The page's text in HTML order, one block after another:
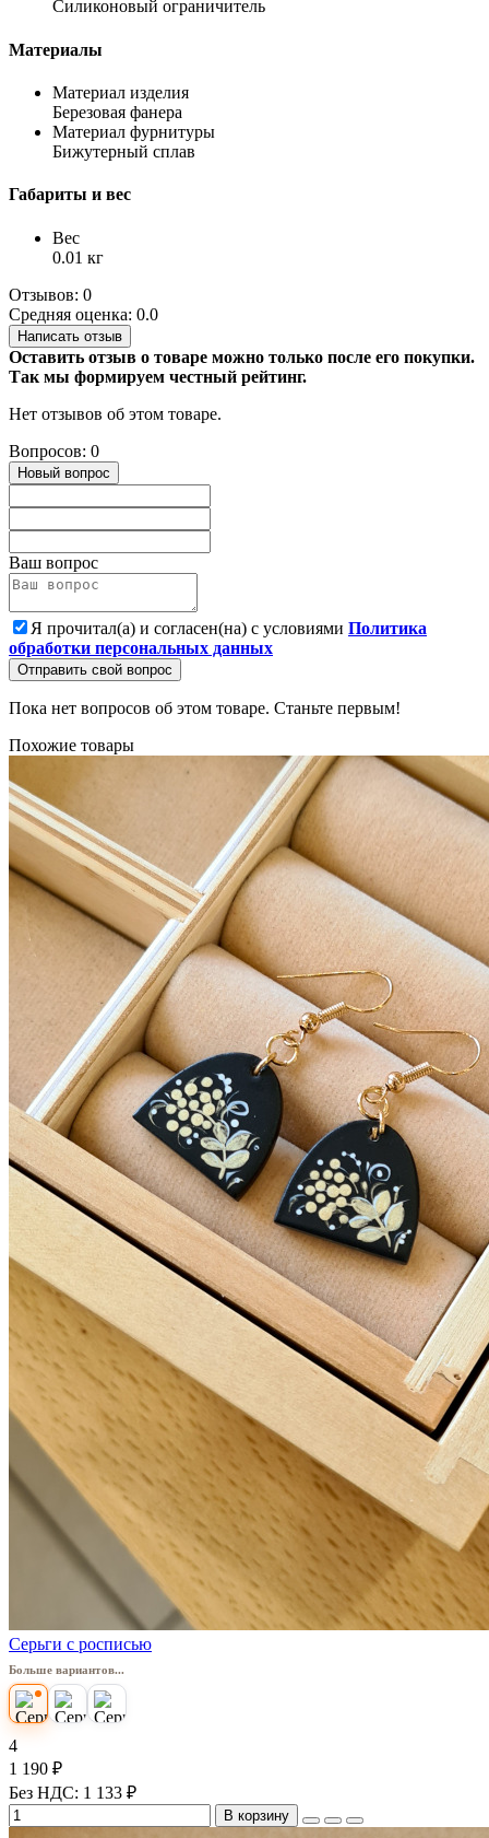
Силиконовый ограничитель
Материалы
Материал изделия
Березовая фанера
Материал фурнитуры
Бижутерный сплав
Габариты и вес
Вес
0.01 кг
Отзывов: 0
Средняя оценка: 0.0
Написать отзыв
Оставить отзыв о товаре можно только после его покупки.
Так мы формируем честный рейтинг.
Нет отзывов об этом товаре.
Вопросов: 0
Новый вопрос
Ваш вопрос
Я прочитал(а) и согласен(на) с условиями Политика
обработки персональных данных
Отправить свой вопрос
Пока нет вопросов об этом товаре. Станьте первым!
Похожие товары
Серьги с росписью
Больше вариантов...
4
1 190 ₽
Без НДС: 1 133 ₽
В корзину